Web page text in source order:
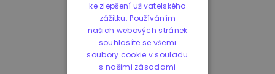
ke zlepšení uživatelského
zážitku. Používáním
našich webových stránek
souhlasíte se všemi
soubory cookie v souladu
s našimi zásadami